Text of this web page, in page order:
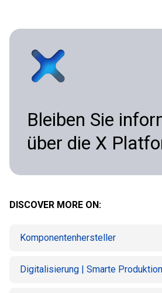
Bleiben Sie
über die X
DISCOVER MORE ON:
Komponentenhersteller
Digitalisierung | Smarte Produktion